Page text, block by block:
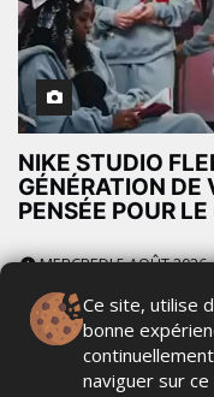
NIKE STUDIO
GÉNÉRATION DE
PENSÉE POUR
MERCREDI 5 AOÛT 2026
Ce site, utilise
bonne
naviguer sur